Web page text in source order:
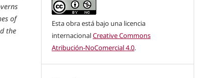
of
the
Esta obra está bajo una licencia
internacionalCreative Commons
Atribución-NoComercial 4.0.